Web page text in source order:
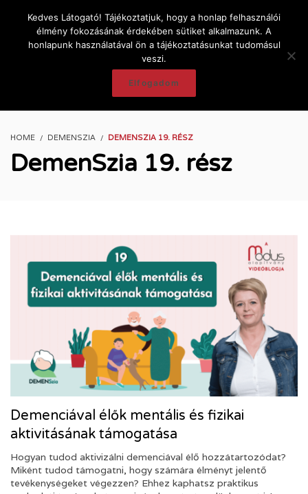
HOME DEMENSZIA DEMENSZIA 19. RÉSZ
DemenSzia 19. rész
Demenciával élők mentális és fizikai
aktivitásának támogatása
Hogyan tudod aktivizálni demenciával élő hozzátartozódat?
Miként tudod támogatni, hogy számára élményt jelentő
tevékenységeket végezzen? Ehhez kaphatsz praktikus
Kedves Látogató! Tájékoztatjuk, hogy a honlap felhasználói
élmény fokozásának érdekében sütiket alkalmazunk. A
honlapunk használatával ön a tájékoztatásunkat tudomásul
veszi.
Elfogadom